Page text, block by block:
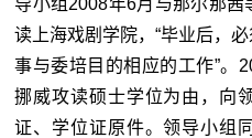
导小组2008年6月与那尔那
读上海戏剧学院，“毕业后，
事与委培目的相应的工作”。
挪威攻读硕士学位为由，向
证、学位证原件。领导小组